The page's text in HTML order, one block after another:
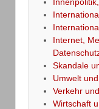
Internet,
Skandale
Umwelt
Verkehr
Wirtschaft